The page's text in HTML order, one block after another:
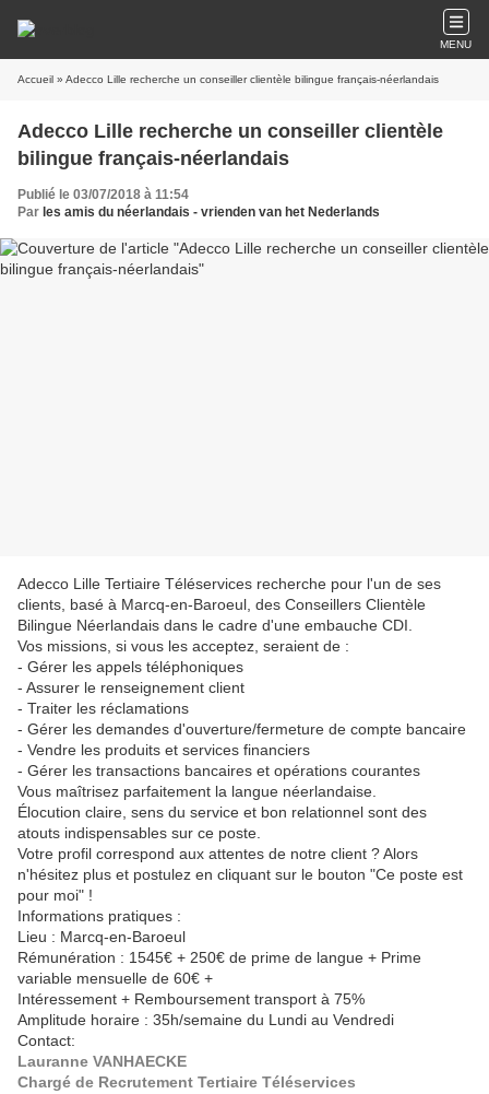
MENU
Accueil » Adecco Lille recherche un conseiller clientèle bilingue français-néerlandais
Adecco Lille recherche un conseiller clientèle
bilingue français-néerlandais
Publié le 03/07/2018 à 11:54
Par les amis du néerlandais - vrienden van het Nederlands
Adecco Lille Tertiaire Téléservices recherche pour l'un de ses
clients, basé à Marcq-en-Baroeul, des Conseillers Clientèle
Bilingue Néerlandais dans le cadre d'une embauche CDI.
Vos missions, si vous les acceptez, seraient de :
- Gérer les appels téléphoniques
- Assurer le renseignement client
- Traiter les réclamations
- Gérer les demandes d'ouverture/fermeture de compte bancaire
- Vendre les produits et services financiers
- Gérer les transactions bancaires et opérations courantes
Vous maîtrisez parfaitement la langue néerlandaise.
Élocution claire, sens du service et bon relationnel sont des
atouts indispensables sur ce poste.
Votre profil correspond aux attentes de notre client ? Alors
n'hésitez plus et postulez en cliquant sur le bouton "Ce poste est
pour moi" !
Informations pratiques :
Lieu : Marcq-en-Baroeul
Rémunération : 1545€ + 250€ de prime de langue + Prime
variable mensuelle de 60€ +
Intéressement + Remboursement transport à 75%
Amplitude horaire : 35h/semaine du Lundi au Vendredi
Contact:
Lauranne VANHAECKE
Chargé de Recrutement Tertiaire Téléservices